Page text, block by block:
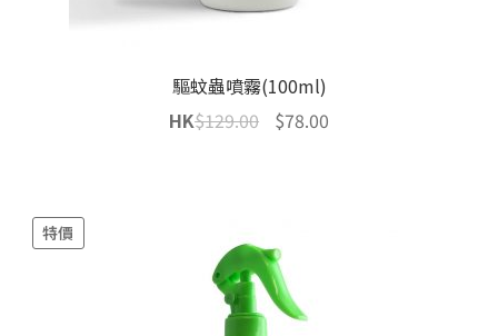
驅蚊蟲噴霧(100ml)
HK$129.00
Original
$78.00Current
特價